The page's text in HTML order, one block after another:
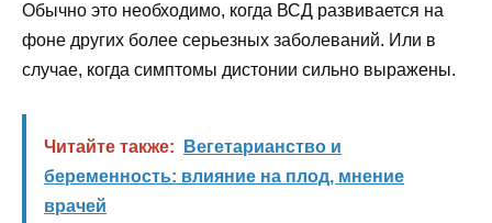
Обычно это необходимо, когда ВСД развивается на
фоне других более серьезных заболеваний. Или в
случае, когда симптомы дистонии сильно выражены.
Читайте также:
Вегетарианство и
беременность: влияние на плод, мнение
врачей